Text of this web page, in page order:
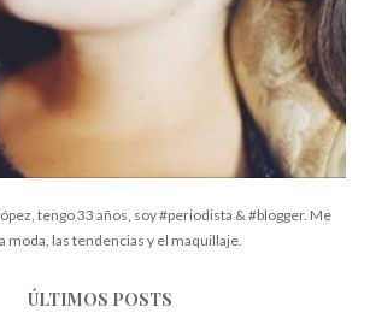
tengo 33 años, soy #periodista & #blogger. Me
moda, las tendencias y el maquillaje.
ÚLTIMOS POSTS